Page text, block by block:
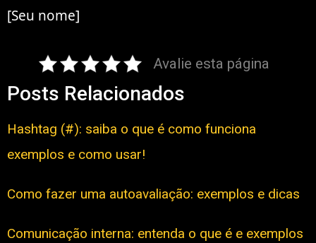
[Seu nome]
Avalie esta página
Posts Relacionados
Hashtag (#): saiba o que é como funciona
exemplos e como usar!
Como fazer uma autoavaliação: exemplos e dicas
Comunicação interna: entenda o que é e exemplos